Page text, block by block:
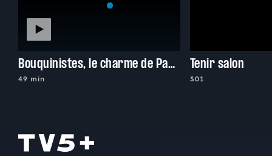
Bouquinistes, le charme de Paris
49 min
Tenir salon
S01